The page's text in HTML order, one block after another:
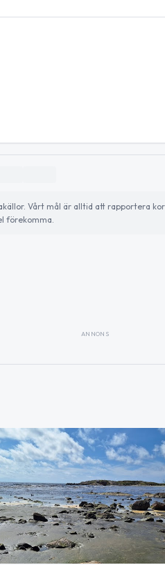
Vårt mål är alltid att rapportera
förekomma.
ANNONS